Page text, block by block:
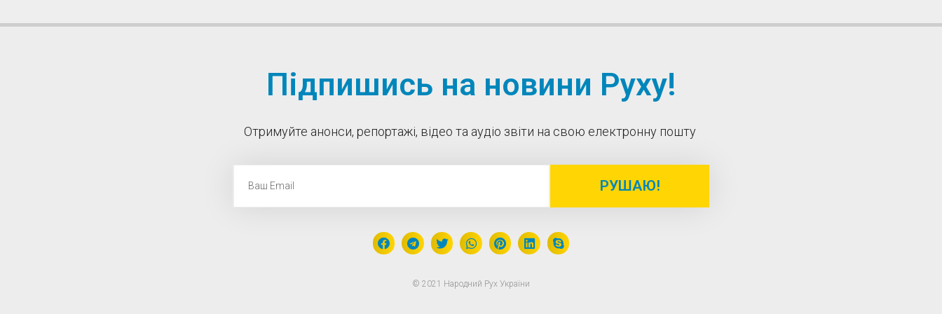
Підпишись на новини Руху!
Отримуйте анонси, репортажі, відео та аудіо звіти на свою електронну пошту
РУШАЮ!
© 2021 Народний Рух України